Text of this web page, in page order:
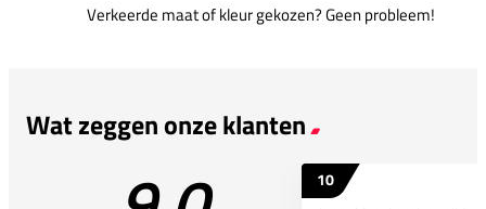
Verkeerde maat of kleur gekozen? Geen probleem!
Wat zeggen onze klanten
10